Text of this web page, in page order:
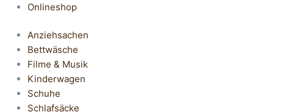
Onlineshop
Anziehsachen
Bettwäsche
Filme & Musik
Kinderwagen
Schuhe
Schlafsäcke